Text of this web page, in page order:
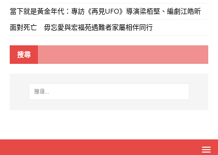
當下就是黃金年代：專訪《再見UFO》導演梁栢堅、編劇江皓昕
面對死亡 毋忘愛與宏福苑遇難者家屬相伴同行
搜尋